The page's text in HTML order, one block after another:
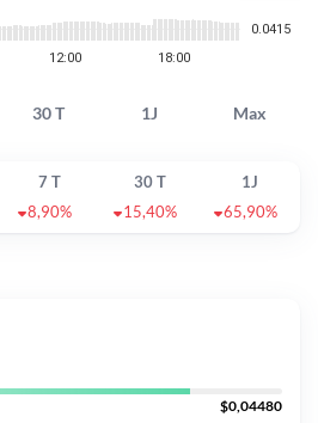
30 T 1J Max
7 T 30 T
1J
8,90% 15,40% 65,90%
$0,04480